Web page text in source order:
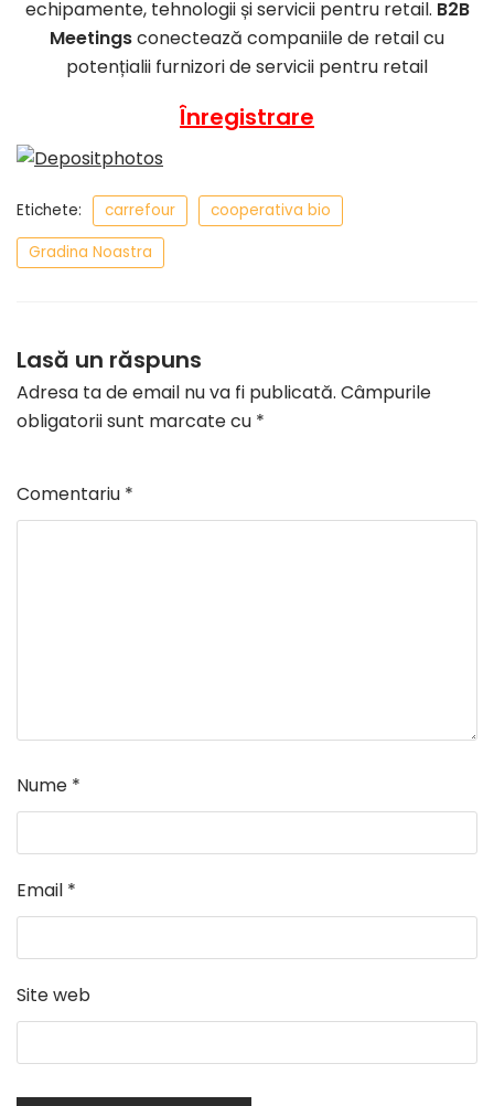
echipamente, tehnologii și servicii pentru retail. B2B
Meetingsconectează companiile de retail cu
potențialii furnizori de servicii pentru retail
Înregistrare
Etichete: carrefour
cooperativa bio
Gradina Noastra
Lasă un răspuns
Adresa ta de email nu va fi publicată. Câmpurile
obligatorii sunt marcate cu *
Comentariu *
Nume *
Email *
Site web